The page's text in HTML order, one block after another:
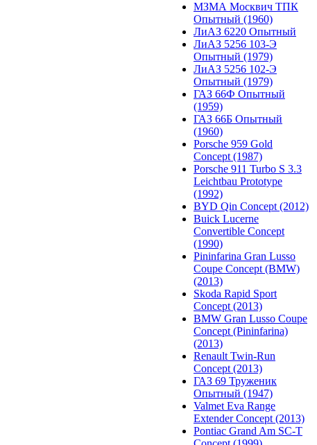
МЗМА Москвич ТПК
Опытный (1960)
ЛиАЗ 6220 Опытный
ЛиАЗ 5256 103-Э
Опытный (1979)
ЛиАЗ 5256 102-Э
Опытный (1979)
ГАЗ 66Ф Опытный
(1959)
ГАЗ 66Б Опытный
(1960)
Porsche 959 Gold
Concept (1987)
Porsche 911 Turbo S 3.3
Leichtbau Prototype
(1992)
BYD Qin Concept (2012)
Buick Lucerne
Convertible Concept
(1990)
Pininfarina Gran Lusso
Coupe Concept (BMW)
(2013)
Skoda Rapid Sport
Concept (2013)
BMW Gran Lusso Coupe
Concept (Pininfarina)
(2013)
Renault Twin-Run
Concept (2013)
ГАЗ 69 Труженик
Опытный (1947)
Valmet Eva Range
Extender Concept (2013)
Pontiac Grand Am SC-T